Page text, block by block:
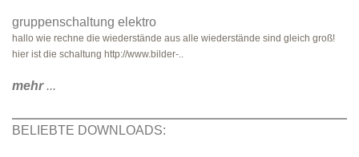
gruppenschaltung elektro
hallo wie rechne die wiederstände aus alle wiederstände sind gleich groß!
hier ist die schaltung http://www.bilder-..
mehr...
BELIEBTE DOWNLOADS: